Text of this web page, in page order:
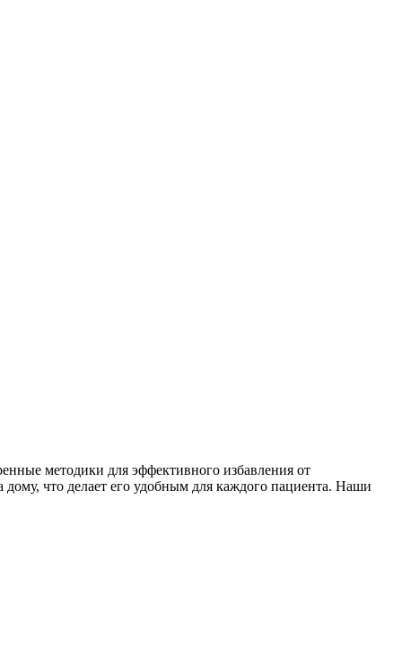
методики для эффективного избавления от
что делает его удобным для каждого пациента. Наши